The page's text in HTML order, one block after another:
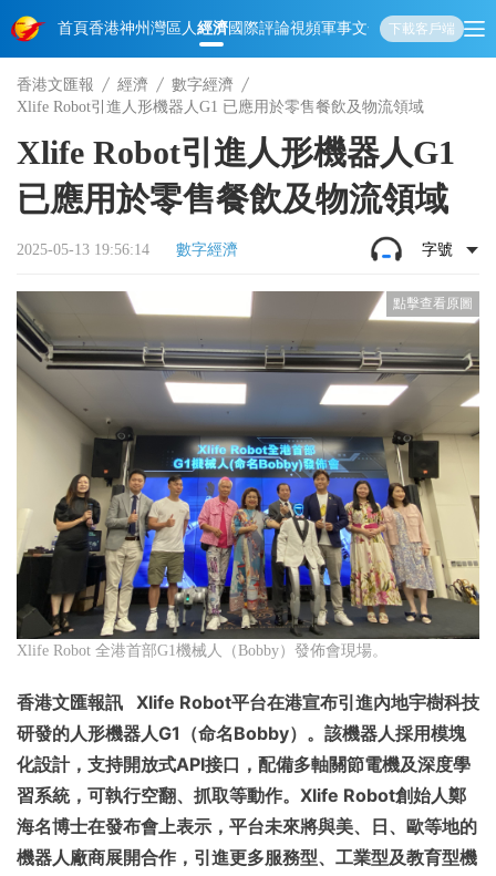
首頁香港神州 灣區人經濟國際評論視頻軍事文化 娛樂生活教育體
下載客戶端
香港文匯報 經濟
數字經濟
Xlife Robot引進人形機器人G1 已應用於零售餐飲及物流領域
Xlife Robot引進人形機器人G1
已應用於零售餐飲及物流領域
2025-05-13 19:56:14 數字經濟 字號
Xlife Robot 全港首部G1機械人（Bobby）發佈會現場。
香港文匯報訊 Xlife Robot平台在港宣布引進內地宇樹科技
研發的人形機器人G1（命名Bobby）。該機器人採用模塊
化設計，支持開放式API接口，配備多軸關節電機及深度學
習系統，可執行空翻、抓取等動作。Xlife Robot創始人鄭
海名博士在發布會上表示，平台未來將與美、日、歐等地的
機器人廠商展開合作，引進更多服務型、工業型及教育型機